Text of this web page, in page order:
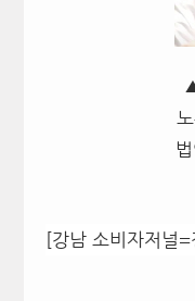
[강남 소비자저널